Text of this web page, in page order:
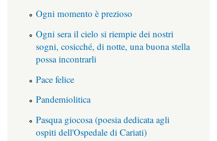
Ogni momento è prezioso
Ogni sera il cielo si riempie dei nostri
sogni, cosicché, di notte, una buona stella
possa incontrarli
Pace felice
Pandemiolitica
Pasqua giocosa (poesia dedicata agli
ospiti dell'Ospedale di Cariati)